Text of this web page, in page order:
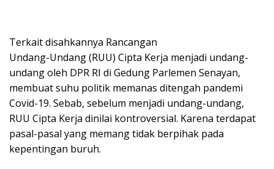
Terkait disahkannya Rancangan
Undang-Undang (RUU) Cipta Kerja menjadi undang-
undang oleh DPR RI di Gedung Parlemen Senayan,
membuat suhu politik memanas ditengah pandemi
Covid-19. Sebab, sebelum menjadi undang-undang,
RUU Cipta Kerja dinilai kontroversial. Karena terdapat
pasal-pasal yang memang tidak berpihak pada
kepentingan buruh.